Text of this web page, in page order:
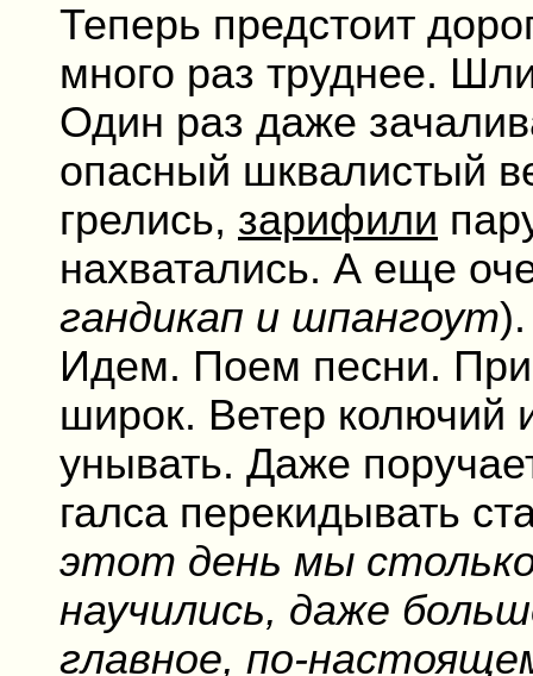
Теперь предстоит
много раз труднее.
Один раз даже
опасный шквалистый
грелись, зарифили
нахватались. А еще
гандикап и шпангоут
Идем. Поем песни.
широк. Ветер колючий
унывать. Даже
галса перекидывать
этот день мы
научились, даже
главное, по-